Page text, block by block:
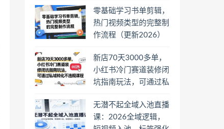
零基础学习书单剪辑，
热门视频类型的完整制
作流程（更新2026）
新店70天3000多单，
小红书冷门赛道装修闭
坑指南玩法，可通过私
无潜不起全域入池直播
课：2026全域逻辑，